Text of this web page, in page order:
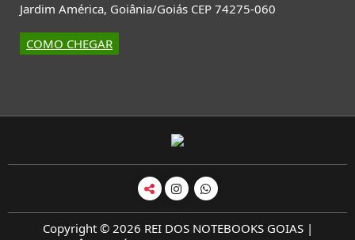
Jardim América, Goiânia/Goiás CEP 74275-060
COMO CHEGAR
Copyright © 2026 REI DOS NOTEBOOKS GOIAS |